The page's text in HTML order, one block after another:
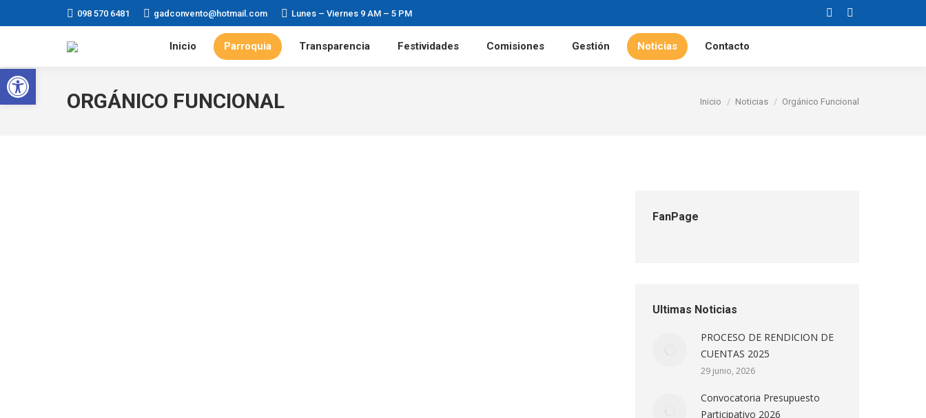
098 570 6481 gadconvento@hotmail.com Lunes – Viernes 9 AM – 5 PM FacebookInstagram
Inicio Parroquia Transparencia Festividades Comisiones Gestión Noticias Contacto
ORGÁNICO FUNCIONAL Estás aquí:
Inicio Noticias Orgánico Funcional
FanPage
Ultimas Noticias
PROCESO DE RENDICION DE
CUENTAS 2025
29 junio, 2026
Convocatoria Presupuesto
Participativo 2026
Abrir barra de herramientas